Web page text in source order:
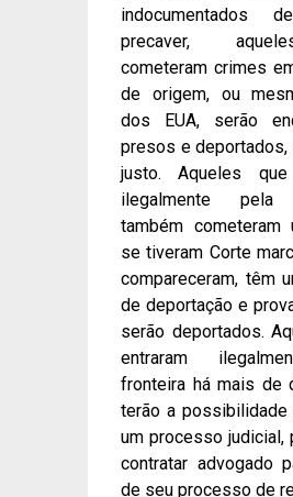
indocumentados
precaver,
cometeram crimes
de origem, ou
dos EUA, serão
presos e deportados,
justo. Aqueles que
ilegalmente pela
também cometeram
se tiveram Corte
compareceram, têm
de deportação e
serão deportados.
entraram
fronteira há mais de
terão a possibilidade
um processo judicial,
contratar advogado
de seu processo de